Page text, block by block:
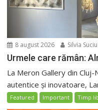
8 august 2026 Silvia Suciu
Urmele care rămân:
La Meron Gallery din
autentice și inovatoare,
Featured Important Timp